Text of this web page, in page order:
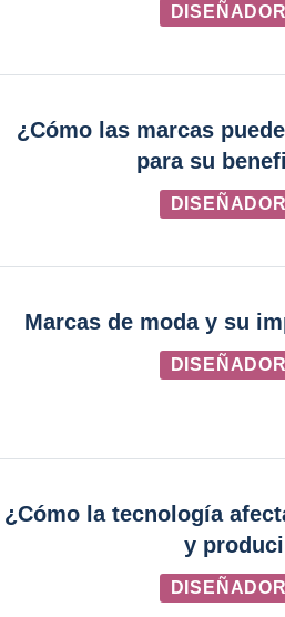
¿Cómo las marcas
para su
Marcas de moda y su
¿Cómo la tecnología
y